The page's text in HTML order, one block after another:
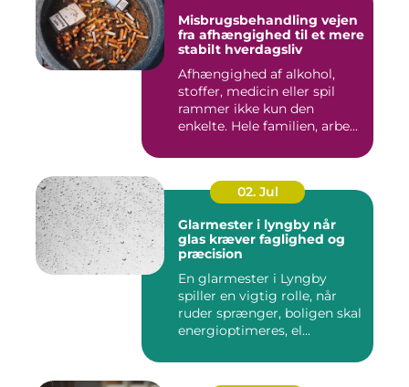
Misbrugsbehandling vejen
fra afhængighed til et mere
stabilt hverdagsliv
Afhængighed af alkohol,
stoffer, medicin eller spil
rammer ikke kun den
enkelte. Hele familien, arbe...
02. Jul
Glarmester i lyngby når
glas kræver faglighed og
præcision
En glarmester i Lyngby
spiller en vigtig rolle, når
ruder sprænger, boligen skal
energioptimeres, el...